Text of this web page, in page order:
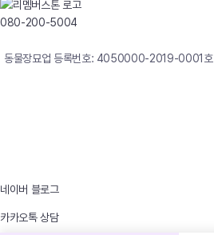
080-200-5004
동물장묘업 등록번호: 4050000-2019-0001호
네이버 블로그
카카오톡 상담